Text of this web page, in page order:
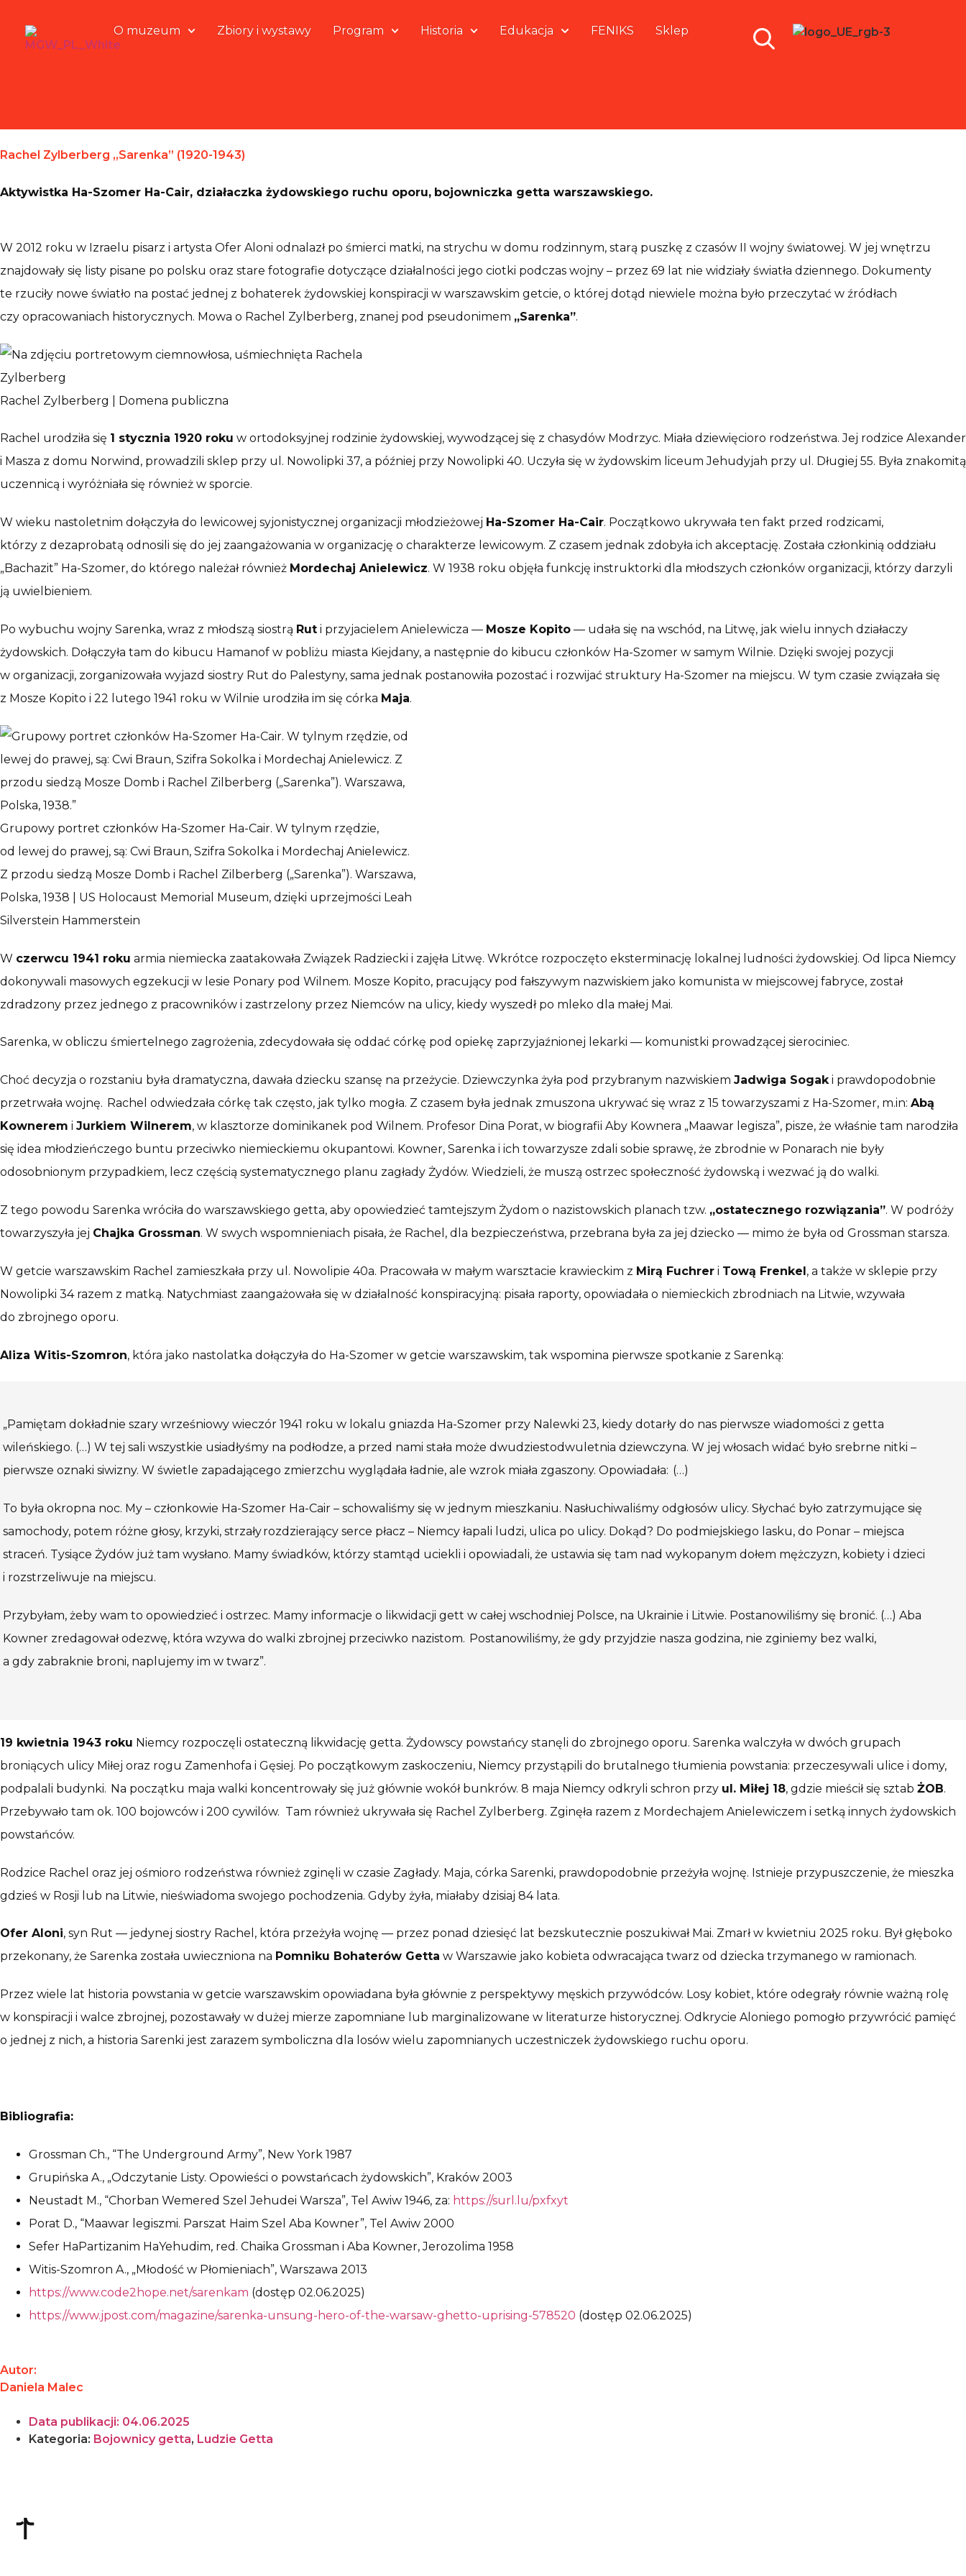
O muzeum Zbiory i wystawy Program Historia Edukacja FENIKS Sklep
Rachel Zylberberg „Sarenka” (1920-1943)
Aktywistka Ha-Szomer Ha-Cair, działaczka żydowskiego ruchu oporu, bojowniczka getta warszawskiego.
W 2012 roku w Izraelu pisarz i artysta Ofer Aloni odnalazł po śmierci matki, na strychu w domu rodzinnym, starą puszkę z czasów II wojny światowej. W jej wnętrzu
znajdowały się listy pisane po polsku oraz stare fotografie dotyczące działalności jego ciotki podczas wojny – przez 69 lat nie widziały światła dziennego. Dokumenty
te rzuciły nowe światło na postać jednej z bohaterek żydowskiej konspiracji w warszawskim getcie, o której dotąd niewiele można było przeczytać w źródłach
czy opracowaniach historycznych. Mowa o Rachel Zylberberg, znanej pod pseudonimem „Sarenka”.
Rachel Zylberberg | Domena publiczna
Rachel urodziła się 1 stycznia 1920 roku w ortodoksyjnej rodzinie żydowskiej, wywodzącej się z chasydów Modrzyc. Miała dziewięcioro rodzeństwa. Jej rodzice Alexander
i Masza z domu Norwind, prowadzili sklep przy ul. Nowolipki 37, a później przy Nowolipki 40. Uczyła się w żydowskim liceum Jehudyjah przy ul. Długiej 55. Była znakomitą
uczennicą i wyróżniała się również w sporcie.
W wieku nastoletnim dołączyła do lewicowej syjonistycznej organizacji młodzieżowej Ha-Szomer Ha-Cair. Początkowo ukrywała ten fakt przed rodzicami,
którzy z dezaprobatą odnosili się do jej zaangażowania w organizację o charakterze lewicowym. Z czasem jednak zdobyła ich akceptację. Została członkinią oddziału
„Bachazit” Ha-Szomer, do którego należał również Mordechaj Anielewicz. W 1938 roku objęła funkcję instruktorki dla młodszych członków organizacji, którzy darzyli
ją uwielbieniem.
Po wybuchu wojny Sarenka, wraz z młodszą siostrą Rut i przyjacielem Anielewicza — Mosze Kopito — udała się na wschód, na Litwę, jak wielu innych działaczy
żydowskich. Dołączyła tam do kibucu Hamanof w pobliżu miasta Kiejdany, a następnie do kibucu członków Ha-Szomer w samym Wilnie. Dzięki swojej pozycji
w organizacji, zorganizowała wyjazd siostry Rut do Palestyny, sama jednak postanowiła pozostać i rozwijać struktury Ha-Szomer na miejscu. W tym czasie związała się
z Mosze Kopito i 22 lutego 1941 roku w Wilnie urodziła im się córka Maja.
Grupowy portret członków Ha-Szomer Ha-Cair. W tylnym rzędzie,
od lewej do prawej, są: Cwi Braun, Szifra Sokolka i Mordechaj Anielewicz.
Z przodu siedzą Mosze Domb i Rachel Zilberberg („Sarenka”). Warszawa,
Polska, 1938 | US Holocaust Memorial Museum, dzięki uprzejmości Leah
Silverstein Hammerstein
W czerwcu 1941 roku armia niemiecka zaatakowała Związek Radziecki i zajęła Litwę. Wkrótce rozpoczęto eksterminację lokalnej ludności żydowskiej. Od lipca Niemcy
dokonywali masowych egzekucji w lesie Ponary pod Wilnem. Mosze Kopito, pracujący pod fałszywym nazwiskiem jako komunista w miejscowej fabryce, został
zdradzony przez jednego z pracowników i zastrzelony przez Niemców na ulicy, kiedy wyszedł po mleko dla małej Mai.
Sarenka, w obliczu śmiertelnego zagrożenia, zdecydowała się oddać córkę pod opiekę zaprzyjaźnionej lekarki — komunistki prowadzącej sierociniec.
Choć decyzja o rozstaniu była dramatyczna, dawała dziecku szansę na przeżycie. Dziewczynka żyła pod przybranym nazwiskiem Jadwiga Sogaki prawdopodobnie
przetrwała wojnę. Rachel odwiedzała córkę tak często, jak tylko mogła. Z czasem była jednak zmuszona ukrywać się wraz z 15 towarzyszami z Ha-Szomer, m.in: Abą
Kownerem i Jurkiem Wilnerem, w klasztorze dominikanek pod Wilnem. Profesor Dina Porat, w biografii Aby Kownera „Maawar legisza”, pisze, że właśnie tam narodziła
się idea młodzieńczego buntu przeciwko niemieckiemu okupantowi. Kowner, Sarenka i ich towarzysze zdali sobie sprawę, że zbrodnie w Ponarach nie były
odosobnionym przypadkiem, lecz częścią systematycznego planu zagłady Żydów. Wiedzieli, że muszą ostrzec społeczność żydowską i wezwać ją do walki.
Z tego powodu Sarenka wróciła do warszawskiego getta, aby opowiedzieć tamtejszym Żydom o nazistowskich planach tzw. „ostatecznego rozwiązania”. W podróży
towarzyszyła jej Chajka Grossman. W swych wspomnieniach pisała, że Rachel, dla bezpieczeństwa, przebrana była za jej dziecko — mimo że była od Grossman starsza.
W getcie warszawskim Rachel zamieszkała przy ul. Nowolipie 40a. Pracowała w małym warsztacie krawieckim z Mirą Fuchrer i Tową Frenkel, a także w sklepie przy
Nowolipki 34 razem z matką. Natychmiast zaangażowała się w działalność konspiracyjną: pisała raporty, opowiadała o niemieckich zbrodniach na Litwie, wzywała
do zbrojnego oporu.
Aliza Witis-Szomron, która jako nastolatka dołączyła do Ha-Szomer w getcie warszawskim, tak wspomina pierwsze spotkanie z Sarenką:
„Pamiętam dokładnie szary wrześniowy wieczór 1941 roku w lokalu gniazda Ha-Szomer przy Nalewki 23, kiedy dotarły do nas pierwsze wiadomości z getta
wileńskiego. (…) W tej sali wszystkie usiadłyśmy na podłodze, a przed nami stała może dwudziestodwuletnia dziewczyna. W jej włosach widać było srebrne nitki –
pierwsze oznaki siwizny. W świetle zapadającego zmierzchu wyglądała ładnie, ale wzrok miała zgaszony. Opowiadała: (…)
To była okropna noc. My – członkowie Ha-Szomer Ha-Cair – schowaliśmy się w jednym mieszkaniu. Nasłuchiwaliśmy odgłosów ulicy. Słychać było zatrzymujące się
samochody, potem różne głosy, krzyki, strzały rozdzierający serce płacz – Niemcy łapali ludzi, ulica po ulicy. Dokąd? Do podmiejskiego lasku, do Ponar – miejsca
straceń. Tysiące Żydów już tam wysłano. Mamy świadków, którzy stamtąd uciekli i opowiadali, że ustawia się tam nad wykopanym dołem mężczyzn, kobiety i dzieci
i rozstrzeliwuje na miejscu.
Przybyłam, żeby wam to opowiedzieć i ostrzec. Mamy informacje o likwidacji gett w całej wschodniej Polsce, na Ukrainie i Litwie. Postanowiliśmy się bronić. (…) Aba
Kowner zredagował odezwę, która wzywa do walki zbrojnej przeciwko nazistom. Postanowiliśmy, że gdy przyjdzie nasza godzina, nie zginiemy bez walki,
a gdy zabraknie broni, naplujemy im w twarz”.
19 kwietnia 1943 roku Niemcy rozpoczęli ostateczną likwidację getta. Żydowscy powstańcy stanęli do zbrojnego oporu. Sarenka walczyła w dwóch grupach
broniących ulicy Miłej oraz rogu Zamenhofa i Gęsiej. Po początkowym zaskoczeniu, Niemcy przystąpili do brutalnego tłumienia powstania: przeczesywali ulice i domy,
podpalali budynki. Na początku maja walki koncentrowały się już głównie wokół bunkrów. 8 maja Niemcy odkryli schron przy ul. Miłej 18, gdzie mieścił się sztab ŻOB.
Przebywało tam ok. 100 bojowców i 200 cywilów. Tam również ukrywała się Rachel Zylberberg. Zginęła razem z Mordechajem Anielewiczem i setką innych żydowskich
powstańców.
Rodzice Rachel oraz jej ośmioro rodzeństwa również zginęli w czasie Zagłady. Maja, córka Sarenki, prawdopodobnie przeżyła wojnę. Istnieje przypuszczenie, że mieszka
gdzieś w Rosji lub na Litwie, nieświadoma swojego pochodzenia. Gdyby żyła, miałaby dzisiaj 84 lata.
Ofer Aloni, syn Rut — jedynej siostry Rachel, która przeżyła wojnę — przez ponad dziesięć lat bezskutecznie poszukiwał Mai. Zmarł w kwietniu 2025 roku. Był głęboko
przekonany, że Sarenka została uwieczniona na Pomniku Bohaterów Getta w Warszawie jako kobieta odwracająca twarz od dziecka trzymanego w ramionach.
Przez wiele lat historia powstania w getcie warszawskim opowiadana była głównie z perspektywy męskich przywódców. Losy kobiet, które odegrały równie ważną rolę
w konspiracji i walce zbrojnej, pozostawały w dużej mierze zapomniane lub marginalizowane w literaturze historycznej. Odkrycie Aloniego pomogło przywrócić pamięć
o jednej z nich, a historia Sarenki jest zarazem symboliczna dla losów wielu zapomnianych uczestniczek żydowskiego ruchu oporu.
Bibliografia:
Grossman Ch., “The Underground Army”, New York 1987
Grupińska A., „Odczytanie Listy. Opowieści o powstańcach żydowskich”, Kraków 2003
Neustadt M., “Chorban Wemered Szel Jehudei Warsza”, Tel Awiw 1946, za: https://surl.lu/pxfxyt
Porat D., “Maawar legiszmi. Parszat Haim Szel Aba Kowner”, Tel Awiw 2000
Sefer HaPartizanim HaYehudim, red. Chaika Grossman i Aba Kowner, Jerozolima 1958
Witis-Szomron A., „Młodość w Płomieniach”, Warszawa 2013
https://www.code2hope.net/sarenkam (dostęp 02.06.2025)
https://www.jpost.com/magazine/sarenka-unsung-hero-of-the-warsaw-ghetto-uprising-578520 (dostęp 02.06.2025)
Autor:
Daniela Malec
Data publikacji: 04.06.2025
Kategoria: Bojownicy getta, Ludzie Getta